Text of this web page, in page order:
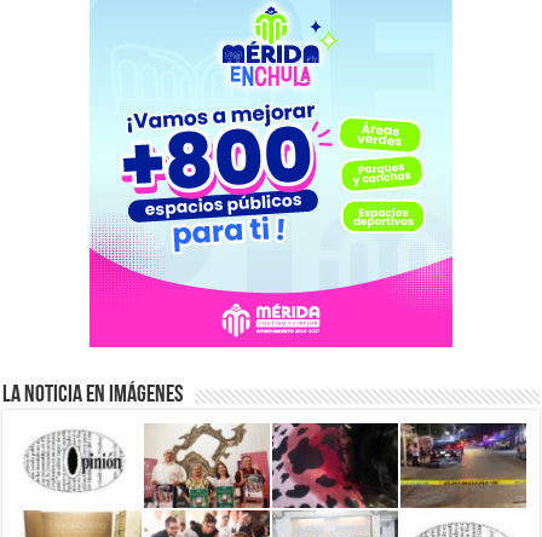
La Noticia en Imágenes